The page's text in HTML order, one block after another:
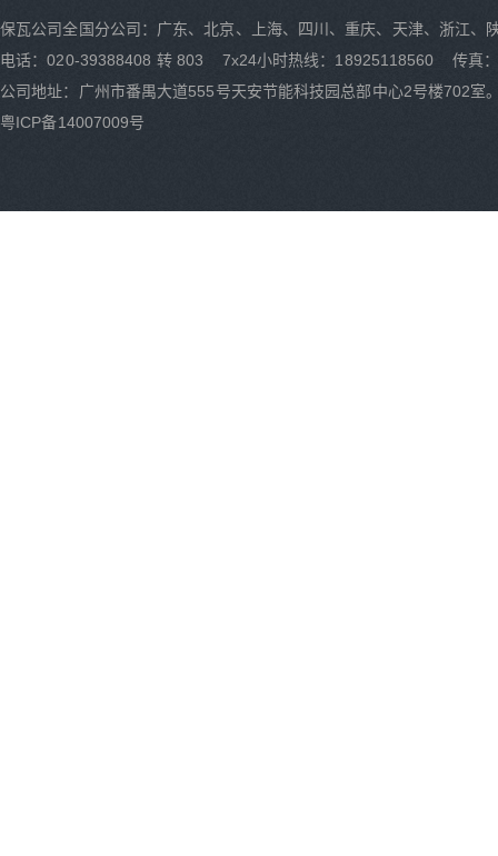
保瓦公司全国分公司：广东、北京、上海、四川、重庆、天津、浙江
电话：020-39388408 转 803 7x24小时热线：18925118560 传真
公司地址：广州市番禺大道555号天安节能科技园总部中心2号楼702室
粤ICP备14007009号